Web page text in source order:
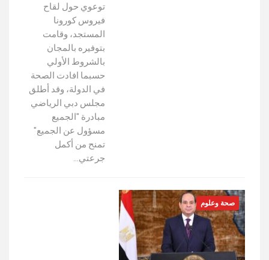
توعوي حول لقاح
فيروس كورونا
المستجد، وقامت
بتوفيره بالمجان
بالشروط الأولي
حسبما افادت الصحة
في الدولة، وقد أطلق
مجلس دبي الرياضي
مبادرة "الجميع
مسؤول عن الجميع"
تمنح من أكمل
جرعتي…
صحة وعلوم